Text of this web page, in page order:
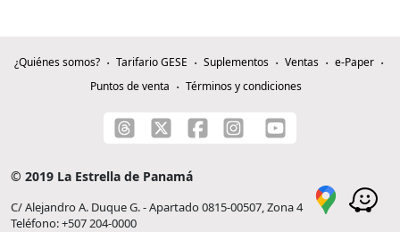
¿Quiénes somos? Tarifario GESE Suplementos Ventas
e-Paper
Puntos de venta
Términos y condiciones
© 2019 La Estrella de Panamá
C/ Alejandro A. Duque G. - Apartado 0815-00507, Zona 4
Teléfono: +507 204-0000